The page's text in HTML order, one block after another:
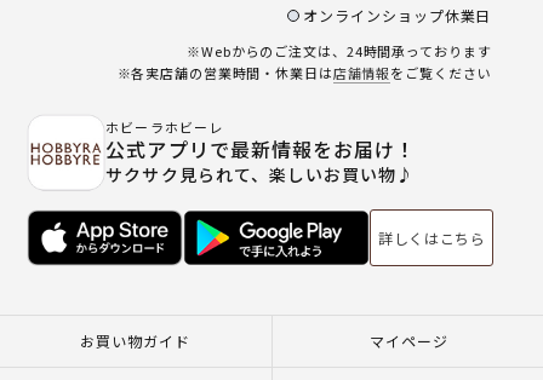
オンラインショップ休業日
※Webからのご注文は、24時間承っております
※各実店舗の営業時間・休業日は店舗情報をご覧ください
ホビーラホビーレ
公式アプリで最新情報をお届け！
サクサク見られて、楽しいお買い物♪
詳しくはこちら
お買い物ガイド マイページ